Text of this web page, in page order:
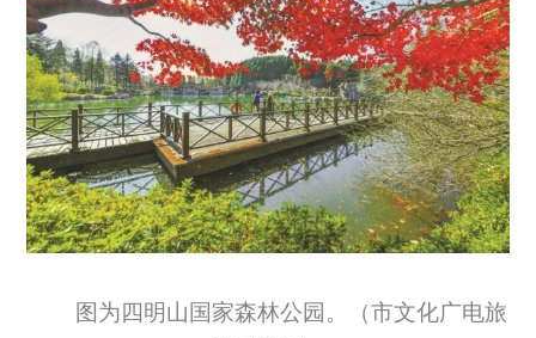
图为四明山国家森林公园。（市文化广电旅